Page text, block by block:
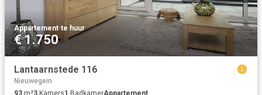
Appartement·te huur
€ 1.750
Lantaarnstede 116
Nieuwegein
93 m²3 Kamers1 BadkamerAppartement